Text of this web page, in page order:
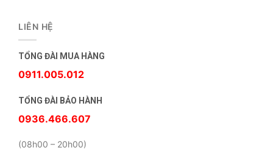
LIÊN HỆ
TỔNG ĐÀI MUA HÀNG
0911.005.012
TỔNG ĐÀI BẢO HÀNH
0936.466.607
(08h00 – 20h00)